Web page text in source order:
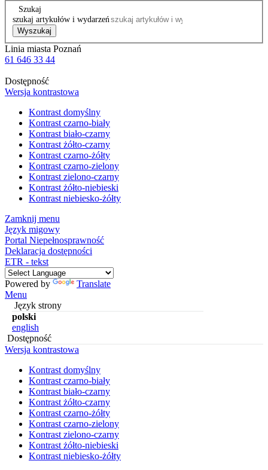
Szukaj
szukaj artykułów i wydarzeń
Wyszukaj
Linia miasta Poznań
61 646 33 44
Dostępność
Wersja kontrastowa
Kontrast domyślny
Kontrast czarno-biały
Kontrast biało-czarny
Kontrast żółto-czarny
Kontrast czarno-żółty
Kontrast czarno-zielony
Kontrast zielono-czarny
Kontrast żółto-niebieski
Kontrast niebiesko-żółty
Zamknij menu
Język migowy
Portal Niepełnosprawność
Deklaracja dostępności
ETR - tekst
Powered by
Translate
Menu
Język strony
polski
english
Dostępność
Wersja kontrastowa
Kontrast domyślny
Kontrast czarno-biały
Kontrast biało-czarny
Kontrast żółto-czarny
Kontrast czarno-żółty
Kontrast czarno-zielony
Kontrast zielono-czarny
Kontrast żółto-niebieski
Kontrast niebiesko-żółty